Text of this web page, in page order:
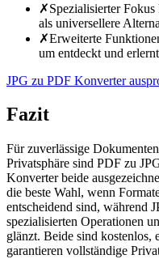
✗Spezialisierter Fokus
als universellere
✗Erweiterte
um entdeckt und
JPG zu PDF Konverter
Fazit
Für zuverlässige
Privatsphäre sind PDF zu
Konverter beide
die beste Wahl, wenn
entscheidend sind, während
spezialisierten Operationen
glänzt. Beide sind kostenlos,
garantieren vollständige